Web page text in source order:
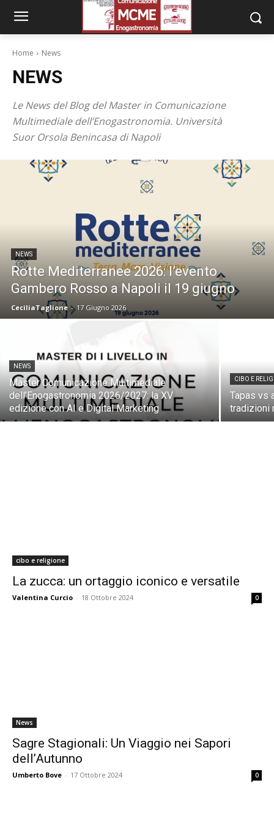
Home News
NEWS
Le News del Blog del Master in Comunicazione
Multimediale dell’Enogastronomia. Università
Suor Orsola Benincasa di Napoli
NEWS
Rotte Mediterranee 2026: l’evento
Gambero Rosso a Napoli il 19 giugno
CeciliaTaglione - 17 Giugno 2026
NEWS
Master Comunicazione Multimediale
dell’Enogastronomia 2026/2027: la XV
edizione con AI e Digital Marketing
CIBO E
Tapas vs
tradizioni
cibo e religione
La zucca: un ortaggio iconico e versatile
Valentina Curcio - 18 Ottobre 2024 0
News
Sagre Stagionali: Un Viaggio nei Sapori
dell’Autunno
Umberto Bove - 17 Ottobre 2024 0